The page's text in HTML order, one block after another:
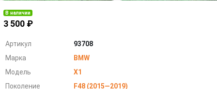
В наличии
3 500 ₽
Артикул
93708
Марка
BMW
Модель
X1
Поколение
F48 (2015—2019)